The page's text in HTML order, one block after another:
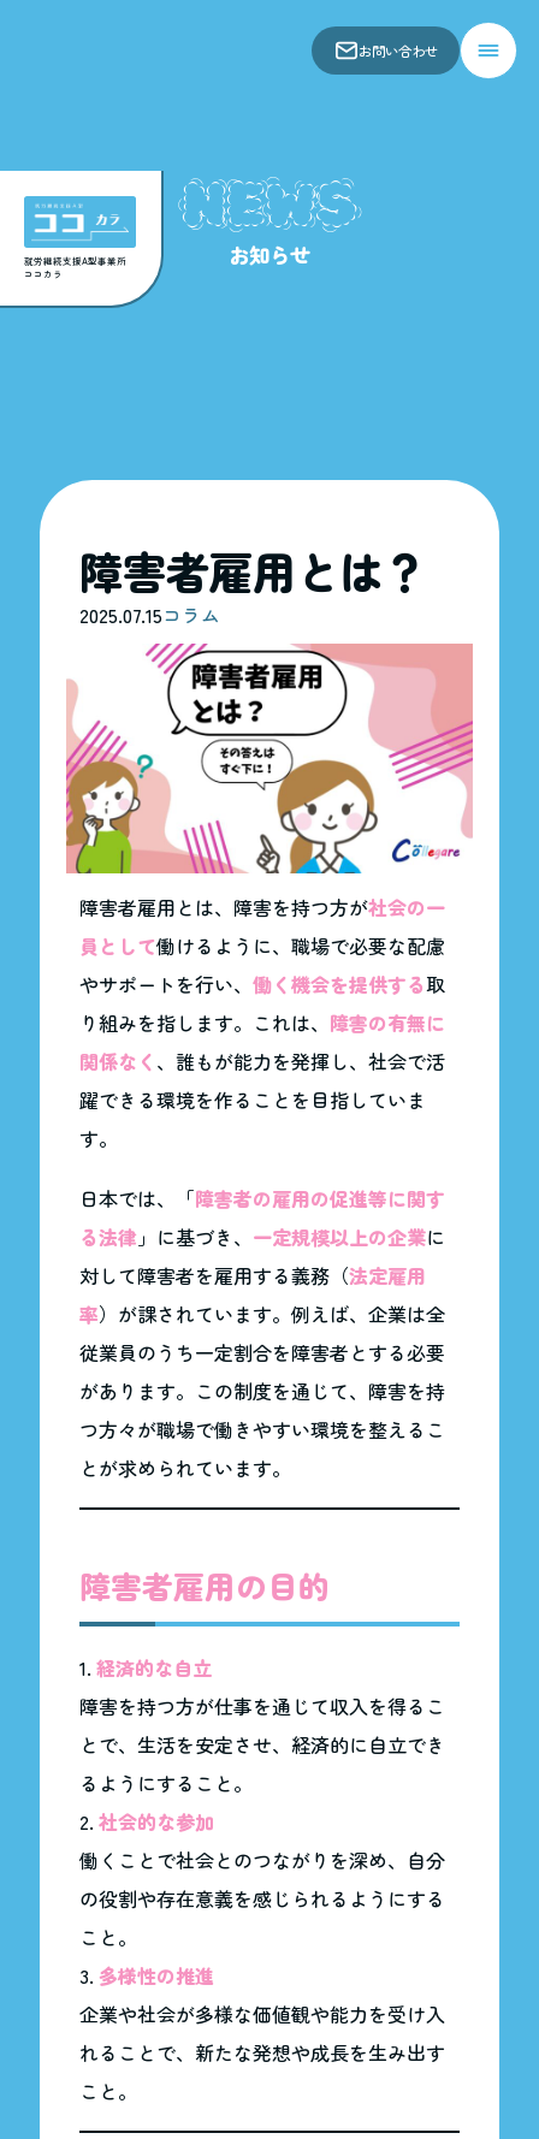
お問い合わせ
仕事内容
お知らせ
アクセス
関連事業所
就労継続支援A型事業所
ココカラ
NEWS
お知らせ
障害者雇用とは？
2025.07.15コラム
障害者雇用とは、障害を持つ方が社会の一
員として働けるように、職場で必要な配慮
やサポートを行い、働く機会を提供する取
り組みを指します。これは、 障害の有無に
関係なく 、誰もが能力を発揮し、社会で活
躍できる環境を作ることを目指していま
す。
日本では、「障害者の雇用の促進等に関す
る法律 」に基づき、 一定規模以上の企業に
対して障害者を雇用する義務（法定雇用
率）が課されています。例えば、企業は全
従業員のうち一定割合を障害者とする必要
があります。この制度を通じて、障害を持
つ方々が職場で働きやすい環境を整えるこ
とが求められています。
障害者雇用の目的
経済的な自立
障害を持つ方が仕事を通じて収入を得るこ
とで、生活を安定させ、経済的に自立でき
るようにすること。
社会的な参加
働くことで社会とのつながりを深め、自分
の役割や存在意義を感じられるようにする
こと。
多様性の推進
企業や社会が多様な価値観や能力を受け入
れることで、新たな発想や成長を生み出す
こと。